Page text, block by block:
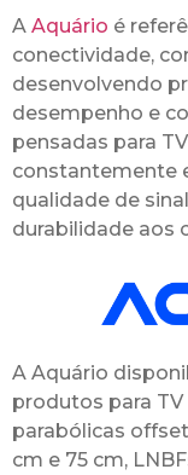
A Aquário é
conectividade,
desenvolvendo
desempenho e
pensadas para
constantemente
qualidade de
durabilidade aos
A Aquário
produtos para
parabólicas
cm e 75 cm,